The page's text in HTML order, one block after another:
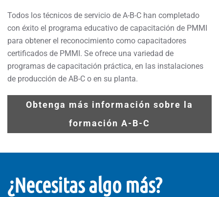
Todos los técnicos de servicio de A-B-C han completado
con éxito el programa educativo de capacitación de PMMI
para obtener el reconocimiento como capacitadores
certificados de PMMI. Se ofrece una variedad de
programas de capacitación práctica, en las instalaciones
de producción de AB-C o en su planta.
Obtenga más información sobre la
formación A-B-C
¿Necesitas algo más?